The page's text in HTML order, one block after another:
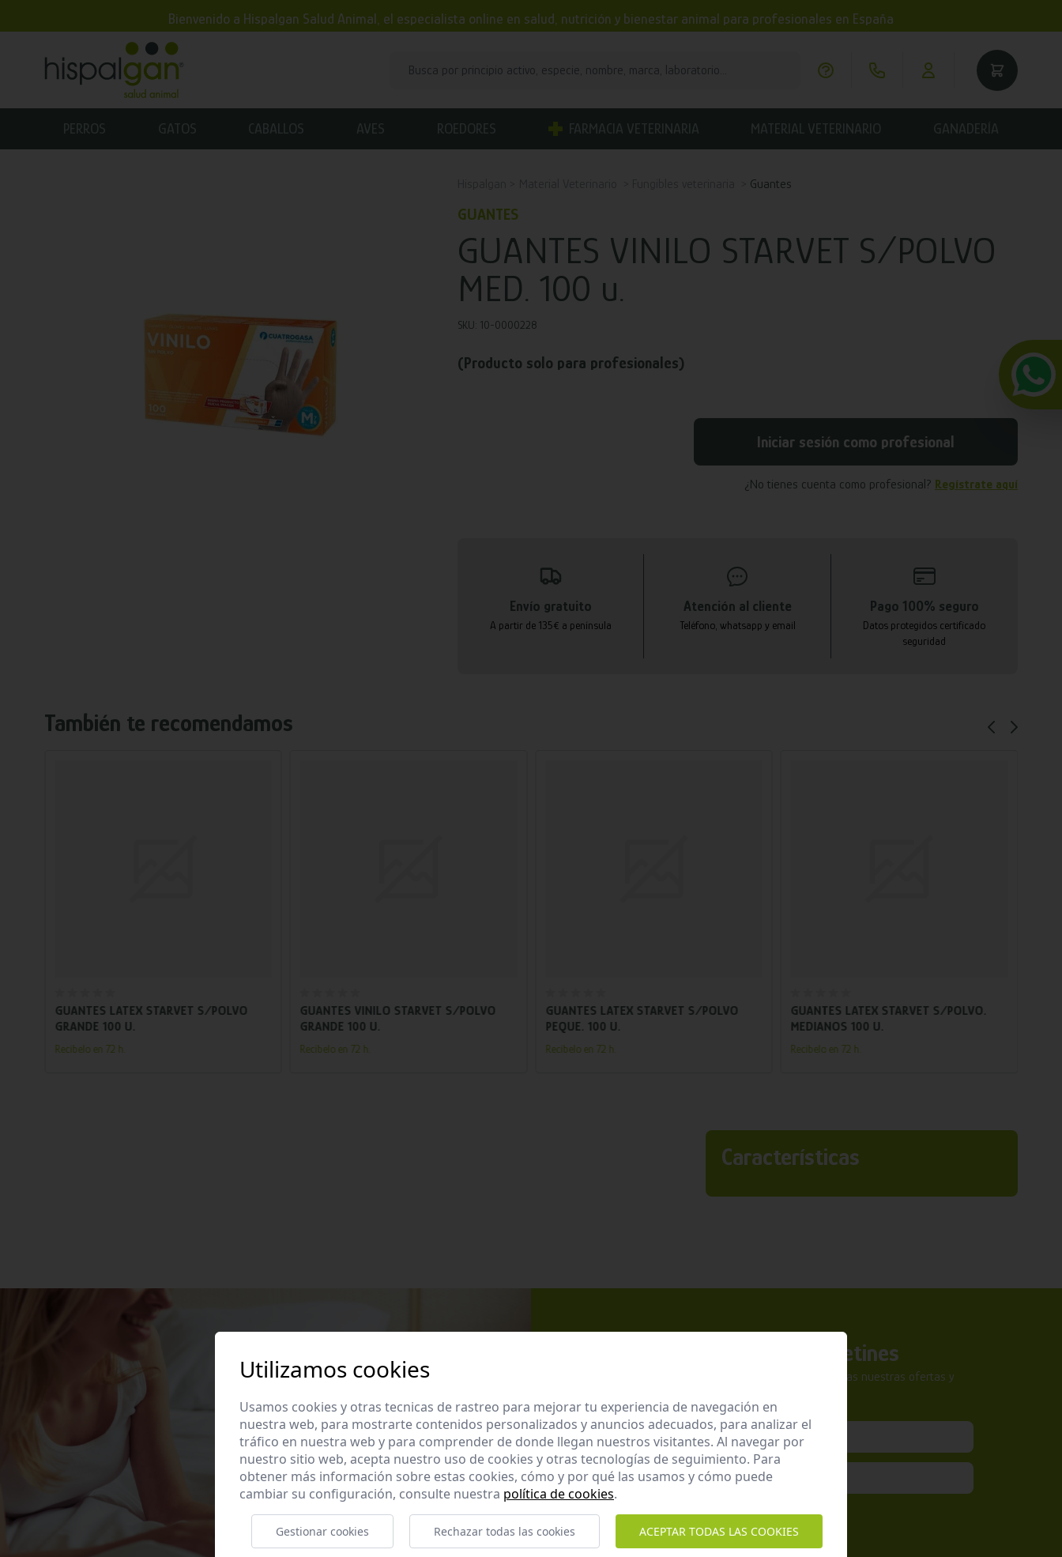
Bienvenido a Hispalgan Salud Animal, el especialista online en salud, nutrición y bienestar animal para profesionales en España
PERROS GATOS CABALLOS AVES ROEDORES FARMACIA VETERINARIA MATERIAL VETERINARIO GANADERÍA
Guantes
GUANTES
GUANTES VINILO STARVET S/POLVO
MED. 100 u.
SKU: 10-0000228
(Producto solo para profesionales)
Iniciar sesión como profesional
¿No tienes cuenta como profesional? Regístrate aquí
Envío gratuito
A partir de 135€ a península
Atención al cliente
Teléfono, whatsapp y email
Pago 100% seguro
Datos protegidos certificado
seguridad
También te recomendamos
GUANTES LATEX STARVET S/POLVO
GRANDE 100 U.
Recíbelo en 72 h.
GUANTES VINILO STARVET S/POLVO
GRANDE 100 U.
Recíbelo en 72 h.
GUANTES LATEX STARVET S/POLVO
PEQUE. 100 U.
Recíbelo en 72 h.
GUANTES LATEX STARVET S/POLVO.
MEDIANOS 100 U.
Recíbelo en 72 h.
Características
Apúntate a nuestros boletines
Suscríbete a nuestra newsletter y no te pierdas nuestras ofertas y
He leído y acepto laPolítica de Privacidad
Enviar
Utilizamos cookies
Usamos cookies y otras tecnicas de rastreo para mejorar tu experiencia de navegación en
nuestra web, para mostrarte contenidos personalizados y anuncios adecuados, para analizar el
tráfico en nuestra web y para comprender de donde llegan nuestros visitantes. Al navegar por
nuestro sitio web, acepta nuestro uso de cookies y otras tecnologías de seguimiento. Para
obtener más información sobre estas cookies, cómo y por qué las usamos y cómo puede
cambiar su configuración, consulte nuestra política de cookies.
Gestionar cookies Rechazar todas las cookies ACEPTAR TODAS LAS COOKIES